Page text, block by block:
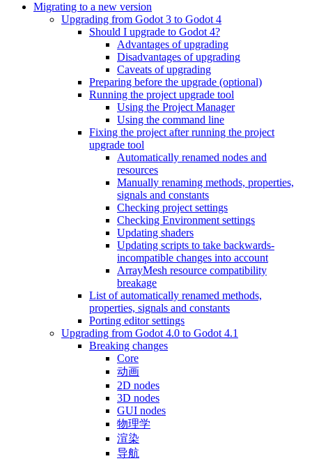
Migrating to a new version
Upgrading from Godot 3 to Godot 4
Should I upgrade to Godot 4?
Advantages of upgrading
Disadvantages of upgrading
Caveats of upgrading
Preparing before the upgrade (optional)
Running the project upgrade tool
Using the Project Manager
Using the command line
Fixing the project after running the project
upgrade tool
Automatically renamed nodes and
resources
Manually renaming methods, properties,
signals and constants
Checking project settings
Checking Environment settings
Updating shaders
Updating scripts to take backwards-
incompatible changes into account
ArrayMesh resource compatibility
breakage
List of automatically renamed methods,
properties, signals and constants
Porting editor settings
Upgrading from Godot 4.0 to Godot 4.1
Breaking changes
Core
动画
2D nodes
3D nodes
GUI nodes
物理学
渲染
导航